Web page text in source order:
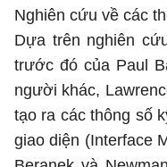
Nghiên cứu về các
Dựa trên nghiên
trước đó của Paul
người khác,
tạo ra các thông số
giao diện (Interface